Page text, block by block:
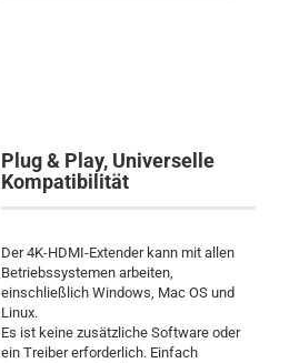
Plug & Play, Universelle
Kompatibilität
Der 4K-HDMI-Extender kann mit allen
Betriebssystemen arbeiten,
einschließlich Windows, Mac OS und
Linux.
Es ist keine zusätzliche Software oder
ein Treiber erforderlich. Einfach